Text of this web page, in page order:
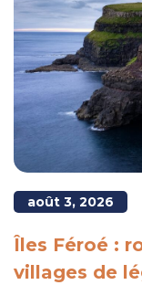
août 3, 2026
Îles Féroé :
villages de